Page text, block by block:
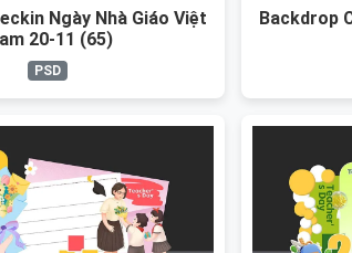
Ngày Nhà Giáo Việt
20-11 (65)
PSD
Backdrop